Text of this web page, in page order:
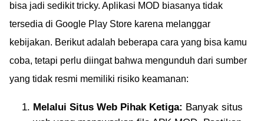
bisa jadi sedikit tricky. Aplikasi MOD biasanya tidak
tersedia di Google Play Store karena melanggar
kebijakan. Berikut adalah beberapa cara yang bisa kamu
coba, tetapi perlu diingat bahwa mengunduh dari sumber
yang tidak resmi memiliki risiko keamanan:
Melalui Situs Web Pihak Ketiga: Banyak situs